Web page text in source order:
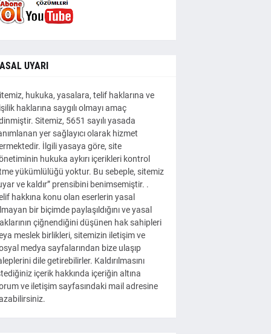
UYARI
hukuka, yasalara, telif haklarına ve
haklarına saygılı olmayı amaç
Sitemiz, 5651 sayılı yasada
yer sağlayıcı olarak hizmet
İlgili yasaya göre, site
hukuka aykırı içerikleri kontrol
yükümlülüğü yoktur. Bu sebeple, sitemiz
ve kaldır” prensibini benimsemiştir. .
hakkına konu olan eserlerin yasal
bir biçimde paylaşıldığını ve yasal
çiğnendiğini düşünen hak sahipleri
meslek birlikleri, sitemizin iletişim ve
medya sayfalarından bize ulaşıp
dile getirebilirler. Kaldırılmasını
içerik hakkında içeriğin altına
ve iletişim sayfasındaki mail adresine